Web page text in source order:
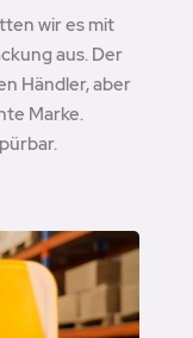
wir es mit
aus. Der
Händler, aber
Marke.